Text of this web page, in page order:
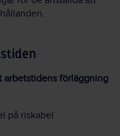
arbetstidens förläggning
på riskabel